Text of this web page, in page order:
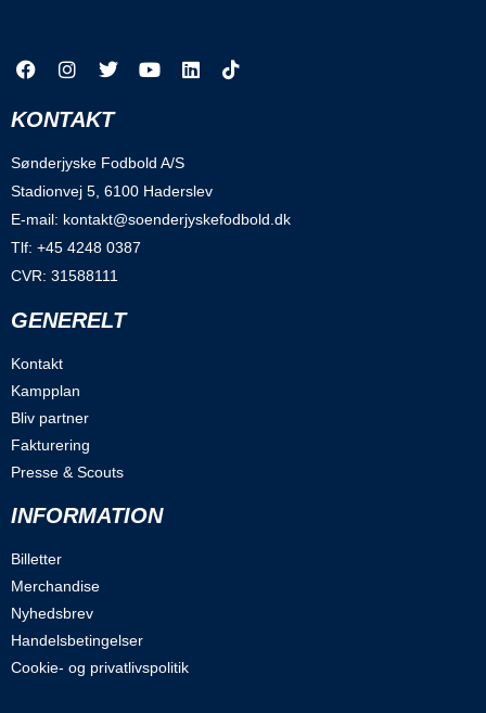
KONTAKT
Sønderjyske Fodbold A/S
Stadionvej 5, 6100 Haderslev
E-mail: kontakt@soenderjyskefodbold.dk
Tlf: +45 4248 0387
CVR: 31588111
GENERELT
Kontakt
Kampplan
Bliv partner
Fakturering
Presse & Scouts
INFORMATION
Billetter
Merchandise
Nyhedsbrev
Handelsbetingelser
Cookie- og privatlivspolitik